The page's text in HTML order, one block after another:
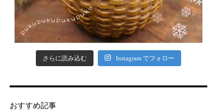
さらに読み込む Instagram でフォロー
おすすめ記事